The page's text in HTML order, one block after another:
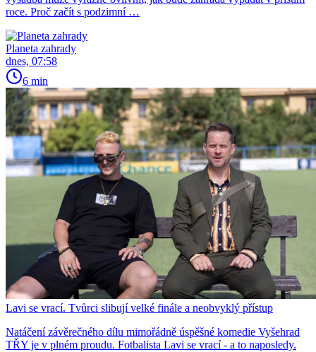
roce. Proč začít s podzimní …
Planeta zahrady
dnes, 07:58
6 min
Lavi se vrací. Tvůrci slibují velké finále a neobvyklý přístup
Natáčení závěrečného dílu mimořádně úspěšné komedie Vyšehrad
TŘY je v plném proudu. Fotbalista Lavi se vrací - a to naposledy.